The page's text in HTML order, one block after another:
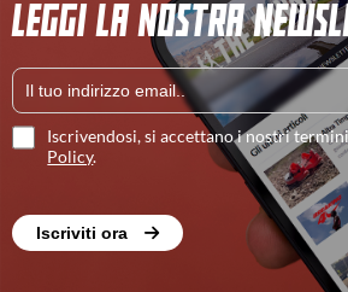
LEGGI LA NOSTRA
Iscrivendosi, si accettano i nostri
Policy.
Iscriviti ora